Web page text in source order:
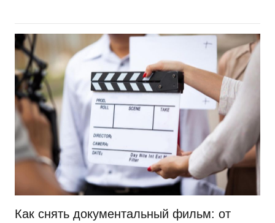
Как снять документальный фильм: от